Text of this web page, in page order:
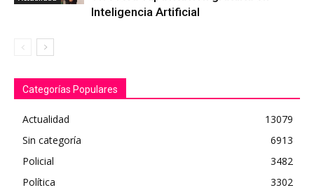
Inteligencia Artificial
Categorías Populares
Actualidad
13079
Sin categoría
6913
Policial
3482
Política
3302